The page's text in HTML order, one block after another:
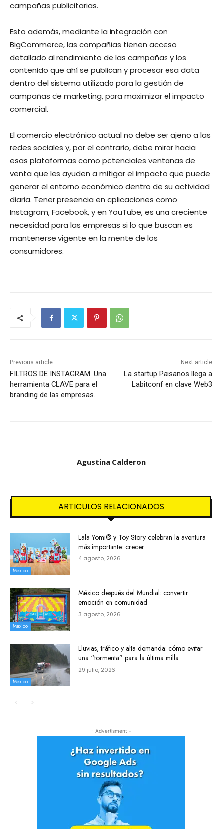
campañas publicitarias.
Esto además, mediante la integración con
BigCommerce, las compañías tienen acceso
detallado al rendimiento de las campañas y los
contenido que ahí se publican y procesar esa data
dentro del sistema utilizado para la gestión de
campañas de marketing, para maximizar el impacto
comercial.
El comercio electrónico actual no debe ser ajeno a las
redes sociales y, por el contrario, debe mirar hacia
esas plataformas como potenciales ventanas de
venta que les ayuden a mitigar el impacto que puede
generar el entorno económico dentro de su actividad
diaria. Tener presencia en aplicaciones como
Instagram, Facebook, y en YouTube, es una creciente
necesidad para las empresas si lo que buscan es
mantenerse vigente en la mente de los
consumidores.
Previous article
FILTROS DE INSTAGRAM. Una
herramienta CLAVE para el
branding de las empresas.
Next article
La startup Paisanos llega a
Labitconf en clave Web3
Agustina Calderon
ARTICULOS RELACIONADOS
Mexico
Lala Yomi® y Toy Story celebran la aventura
más importante: crecer
4 agosto, 2026
Mexico
México después del Mundial: convertir
emoción en comunidad
3 agosto, 2026
Mexico
Lluvias, tráfico y alta demanda: cómo evitar
una “tormenta” para la última milla
29 julio, 2026
- Advertisment -